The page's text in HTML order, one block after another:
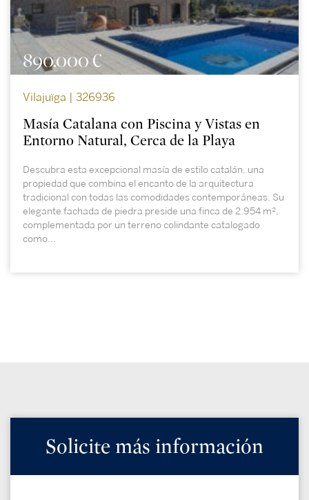
890.000 €
Vilajuïga | 326936
Masía Catalana con Piscina y Vistas en
Entorno Natural, Cerca de la Playa
Descubra esta excepcional masía de estilo catalán, una
propiedad que combina el encanto de la arquitectura
tradicional con todas las comodidades contemporáneas. Su
elegante fachada de piedra preside una finca de 2.954 m²,
complementada por un terreno colindante catalogado
como...
Solicite más información